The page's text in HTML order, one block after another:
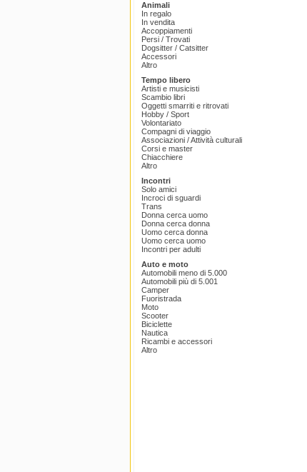
Animali
In regalo
In vendita
Accoppiamenti
Persi / Trovati
Dogsitter / Catsitter
Accessori
Altro
Tempo libero
Artisti e musicisti
Scambio libri
Oggetti smarriti e ritrovati
Hobby / Sport
Volontariato
Compagni di viaggio
Associazioni / Attività culturali
Corsi e master
Chiacchiere
Altro
Incontri
Solo amici
Incroci di sguardi
Trans
Donna cerca uomo
Donna cerca donna
Uomo cerca donna
Uomo cerca uomo
Incontri per adulti
Auto e moto
Automobili meno di 5.000
Automobili più di 5.001
Camper
Fuoristrada
Moto
Scooter
Biciclette
Nautica
Ricambi e accessori
Altro